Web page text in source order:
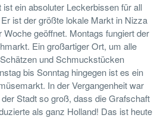
ein absoluter Leckerbissen für all
ist der größte lokale Markt in Nizza
Woche geöffnet. Montags fungiert der
Ein großartiger Ort, um alle
und Schmuckstücken
bis Sonntag hingegen ist es ein
In der Vergangenheit war
Stadt so groß, dass die Grafschaft
als ganz Holland! Das ist heute